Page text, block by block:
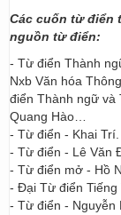
Các cuốn từ điển
nguồn từ điển:
- Từ điển Thành
Nxb Văn hóa
điển Thành ngữ và
Quang Hào…
- Từ điển - Khai Trí.
- Từ điển - Lê Văn
- Từ điển mở - Hồ
- Đại Từ điển Tiếng
- Từ điển - Nguyễn